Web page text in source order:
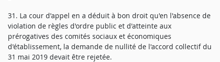
31. La cour d'appel en a déduit à bon droit qu'en l'absence de
violation de règles d'ordre public et d'atteinte aux
prérogatives des comités sociaux et économiques
d'établissement, la demande de nullité de l'accord collectif du
31 mai 2019 devait être rejetée.